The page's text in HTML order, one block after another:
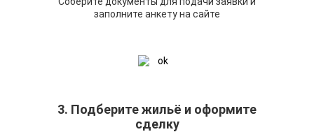
заполните анкету на сайте
3. Подберите жильё и оформите
сделку